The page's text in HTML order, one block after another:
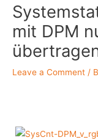
mit DPM
Leave a Comment /